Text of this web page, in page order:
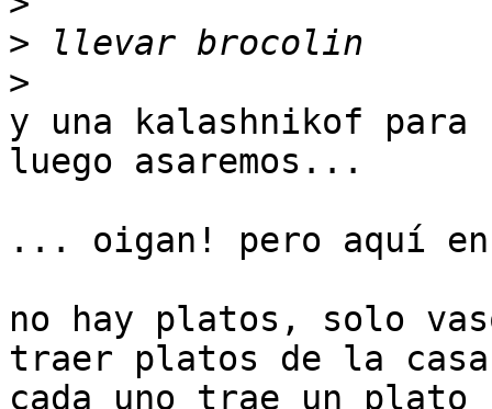
>
>
y una kalashnikof
luego asaremos...
... oigan! pero aquí en
no hay platos, solo
traer platos de la
cada uno trae un